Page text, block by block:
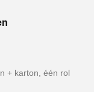
+ karton, één rol